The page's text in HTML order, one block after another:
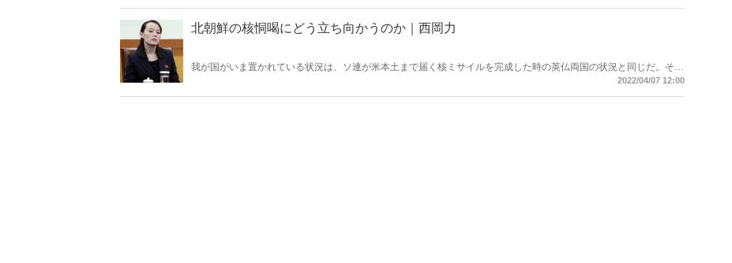
北朝鮮の核恫喝にどう立ち向かうのか｜西岡力
我が国がいま置かれている状況は、ソ連が米本土まで届く核ミサイルを完成した時の英仏両国の状況と同じだ。その
とき両国は、米国は米本土を危険にさらして他国を守らないかもしれないと考え、独自の核武装を決断した。
2022/04/07 12:00